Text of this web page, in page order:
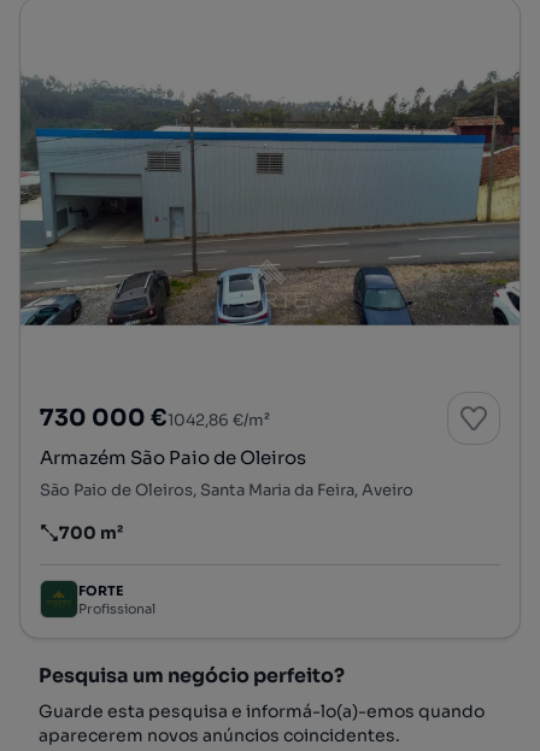
730 000 €1042,86 €/m²
Armazém São Paio de Oleiros
São Paio de Oleiros, Santa Maria da Feira, Aveiro
Preço por metro quadrado
700 m²
FORTE
Profissional
Pesquisa um negócio perfeito?
Guarde esta pesquisa e informá-lo(a)-emos quando
aparecerem novos anúncios coincidentes.